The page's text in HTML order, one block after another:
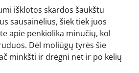
išklotos skardos šaukštu
sausainėlius, šiek tiek juos
apie penkiolika minučių, kol
Dėl moliūgų tyrės šie
minkšti ir drėgni net ir po kelių